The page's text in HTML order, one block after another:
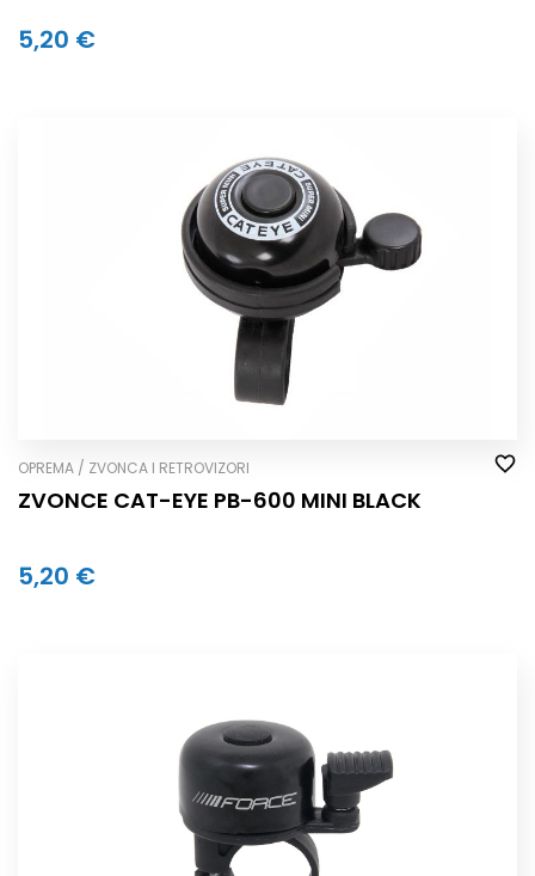
5,20 €
OPREMA / ZVONCA I RETROVIZORI
ZVONCE CAT-EYE PB-600 MINI BLACK
5,20 €